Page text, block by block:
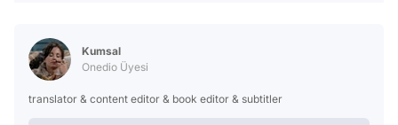
Kumsal
Onedio Üyesi
translator & content editor & book editor & subtitler